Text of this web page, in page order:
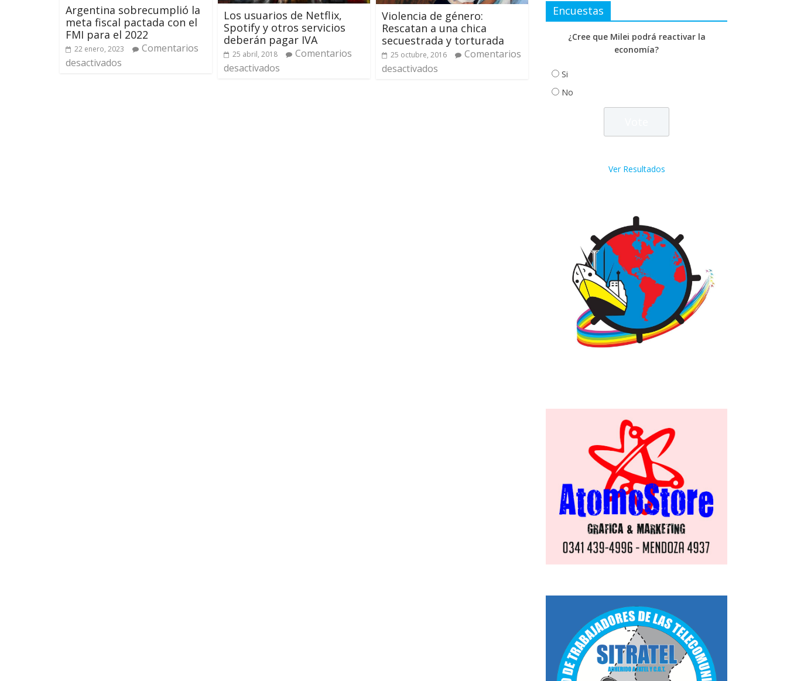
Argentina sobrecumplió la
meta fiscal pactada con el
FMI para el 2022
22 enero, 2023
Comentarios
desactivados
Los usuarios de Netflix,
Spotify y otros servicios
deberán pagar IVA
25 abril, 2018
Comentarios
desactivados
Violencia de género:
Rescatan a una chica
secuestrada y torturada
25 octubre, 2016
Comentarios
desactivados
Encuestas
¿Cree que Milei podrá reactivar la
economía?
Si
No
Ver Resultados